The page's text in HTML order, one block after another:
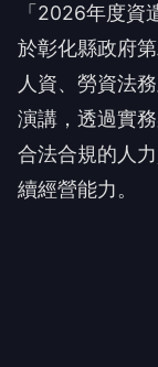
「2026年度資
於彰化縣政府
人資、勞資法
演講，透過實
合法合規的人
續經營能力。